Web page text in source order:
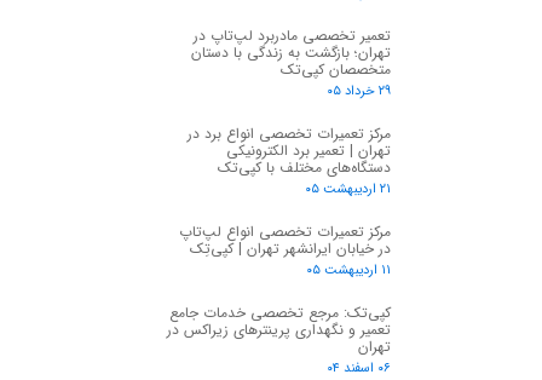
تعمیر تخصصی مادربرد لپ‌تاپ در
تهران؛ بازگشت به زندگی با دستان
متخصصان کپی‌تک
۲۹ خرداد ۰۵
مرکز تعمیرات تخصصی انواع برد در
تهران | تعمیر برد الکترونیکی
دستگاه‌های مختلف با کپی‌تک
۲۱ اردیبهشت ۰۵
مرکز تعمیرات تخصصی انواع لپ‌تاپ
در خیابان ایرانشهر تهران | کپی‌تِک
۱۱ اردیبهشت ۰۵
کپی‌تک: مرجع تخصصی خدمات جامع
تعمیر و نگهداری پرینترهای زیراکس در
تهران
۰۶ اسفند ۰۴